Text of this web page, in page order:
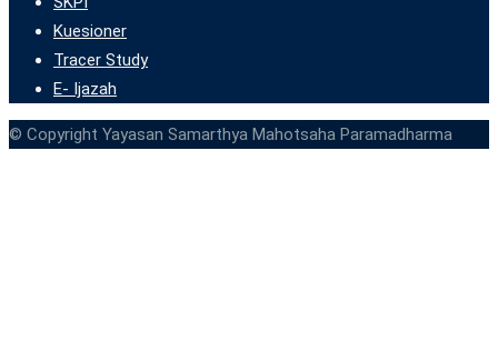
Kuesioner
Tracer Study
E- Ijazah
© Copyright Yayasan Samarthya Mahotsaha Paramadharma